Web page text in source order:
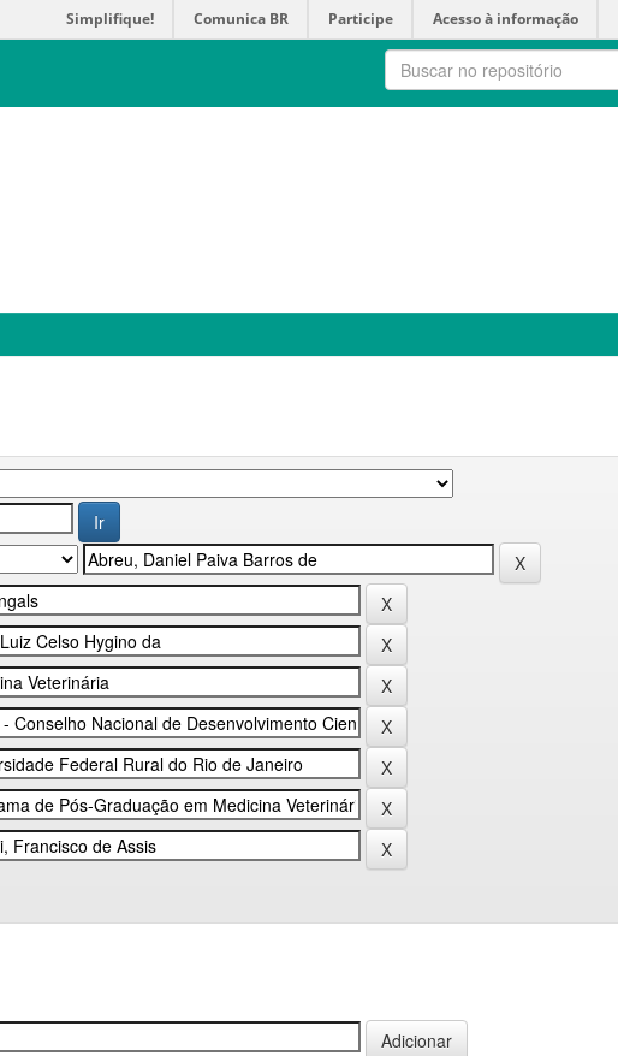
Simplifique! Comunica BR Participe Acesso à informação